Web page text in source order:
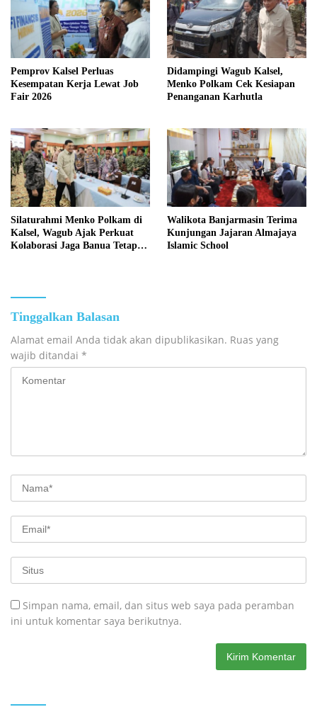
Pemprov Kalsel Perluas
Kesempatan Kerja Lewat Job
Fair 2026
Didampingi Wagub Kalsel,
Menko Polkam Cek Kesiapan
Penanganan Karhutla
Silaturahmi Menko Polkam di
Kalsel, Wagub Ajak Perkuat
Kolaborasi Jaga Banua Tetap
Walikota Banjarmasin Terima
Kunjungan Jajaran Almajaya
Islamic School
Tinggalkan Balasan
Alamat email Anda tidak akan dipublikasikan. Ruas yang
wajib ditandai *
Simpan nama, email, dan situs web saya pada peramban
ini untuk komentar saya berikutnya.